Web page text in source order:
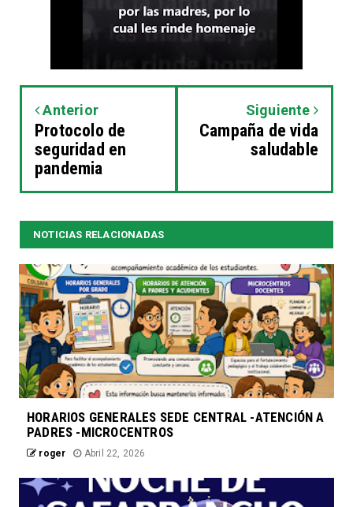
Anterior
Protocolo de
seguridad en
pandemia
Siguiente
Campaña de vida
saludable
NOTICIAS RELACIONADAS
HORARIOS GENERALES SEDE CENTRAL -ATENCIÓN A
PADRES -MICROCENTROS
roger Abril 22, 2026